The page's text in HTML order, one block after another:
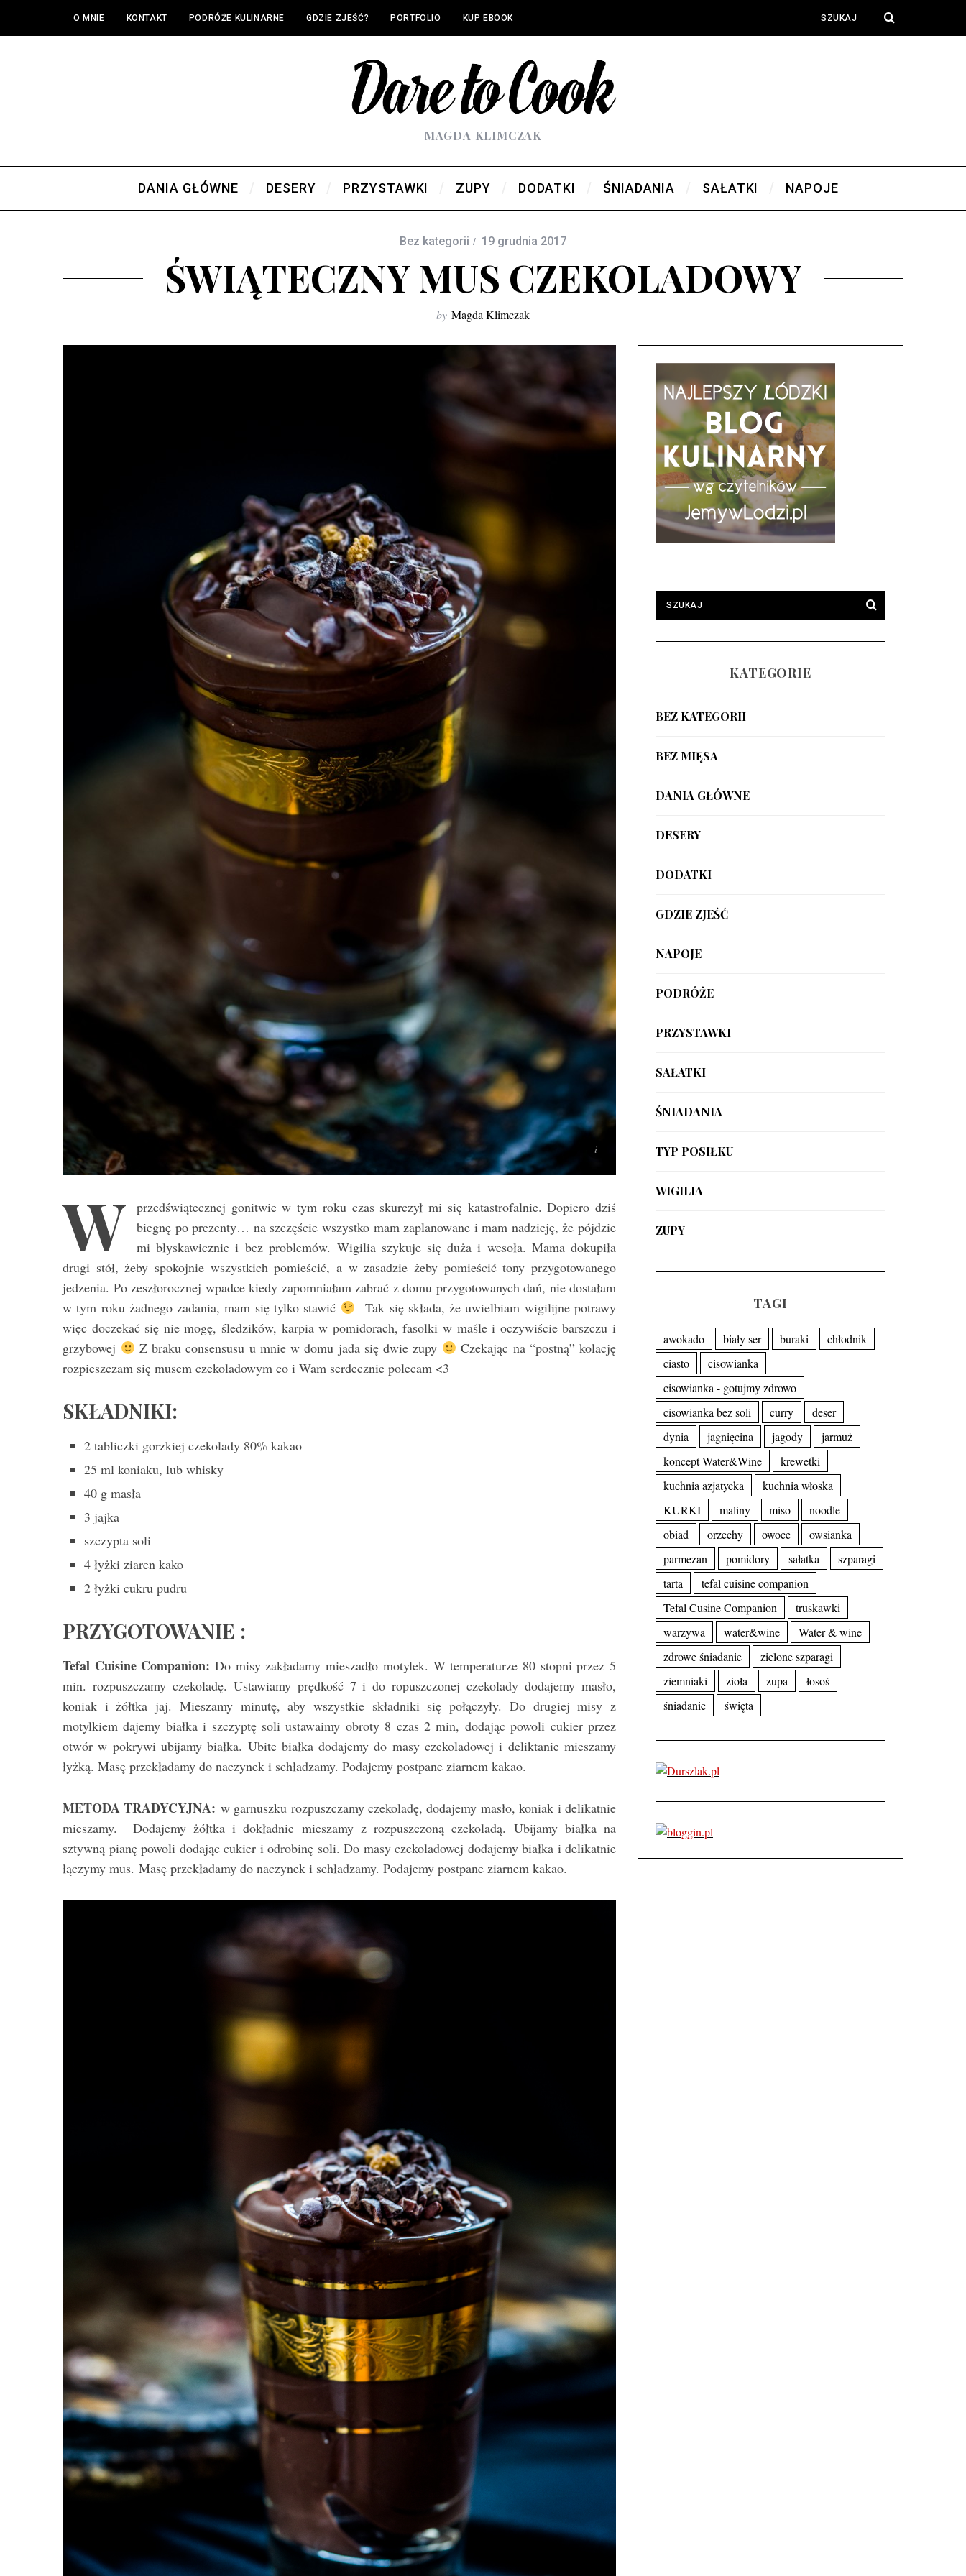
O MNIE KONTAKT PODRÓŻE KULINARNE GDZIE ZJEŚĆ? PORTFOLIO KUP EBOOK
MAGDA KLIMCZAK
DANIA GŁÓWNE DESERY PRZYSTAWKI ZUPY DODATKI ŚNIADANIA SAŁATKI NAPOJE
Bez kategorii 19 grudnia 2017
ŚWIĄTECZNY MUS CZEKOLADOWY
by Magda Klimczak
W
przedświątecznej gonitwie w tym roku czas skurczył mi się katastrofalnie. Dopiero dziś
biegnę po prezenty… na szczęście wszystko mam zaplanowane i mam nadzieję, że pójdzie
mi błyskawicznie i bez problemów. Wigilia szykuje się duża i wesoła. Mama dokupiła
drugi stół, żeby spokojnie wszystkich pomieścić, a w zasadzie żeby pomieścić tony przygotowanego
jedzenia. Po zeszłorocznej wpadce kiedy zapomniałam zabrać z domu przygotowanych dań, nie dostałam
w tym roku żadnego zadania, mam się tylko stawić
Tak się składa, że uwielbiam wigilijne potrawy
więc doczekać się nie mogę, śledzików, karpia w pomidorach, fasolki w maśle i oczywiście barszczu i
grzybowej
Z braku consensusu u mnie w domu jada się dwie zupy
Czekając na “postną” kolację
rozpieszczam się musem czekoladowym co i Wam serdecznie polecam <3
SKŁADNIKI:
2 tabliczki gorzkiej czekolady 80% kakao
25 ml koniaku, lub whisky
40 g masła
3 jajka
szczypta soli
4 łyżki ziaren kako
2 łyżki cukru pudru
PRZYGOTOWANIE :
Tefal Cuisine Companion:Do misy zakładamy mieszadło motylek. W temperaturze 80 stopni przez 5
min. rozpuszczamy czekoladę. Ustawiamy prędkość 7 i do ropuszczonej czekolady dodajemy masło,
koniak i żółtka jaj. Mieszamy minutę, aby wszystkie składniki się połączyły. Do drugiej misy z
motylkiem dajemy białka i szczyptę soli ustawaimy obroty 8 czas 2 min, dodając powoli cukier przez
otwór w pokrywi ubijamy białka. Ubite białka dodajemy do masy czekoladowej i deliktanie mieszamy
łyżką. Masę przekładamy do naczynek i schładzamy. Podajemy postpane ziarnem kakao.
METODA TRADYCYJNA: w garnuszku rozpuszczamy czekoladę, dodajemy masło, koniak i delikatnie
mieszamy. Dodajemy żółtka i dokładnie mieszamy z rozpuszczoną czekoladą. Ubijamy białka na
sztywną pianę powoli dodając cukier i odrobinę soli. Do masy czekoladowej dodajemy białka i delikatnie
łączymy mus. Masę przekładamy do naczynek i schładzamy. Podajemy postpane ziarnem kakao.
KATEGORIE
BEZ KATEGORII
BEZ MIĘSA
DANIA GŁÓWNE
DESERY
DODATKI
GDZIE ZJEŚĆ
NAPOJE
PODRÓŻE
PRZYSTAWKI
SAŁATKI
ŚNIADANIA
TYP POSIŁKU
WIGILIA
ZUPY
TAGI
awokado biały ser buraki
chłodnik
ciasto
cisowianka
cisowianka - gotujmy zdrowo
cisowianka bez soli
curry
deser
dynia
jagnięcina jagody
jarmuż
koncept Water&Wine
krewetki
kuchnia azjatycka
kuchnia włoska
KURKI
maliny miso
noodle
obiad
orzechy owoce
owsianka
parmezan
pomidory sałatka
szparagi
tarta
tefal cuisine companion
Tefal Cusine Companion
truskawki
warzywa
water&wine
Water & wine
zdrowe śniadanie
zielone szparagi
ziemniaki
zioła zupa
łosoś
śniadanie
święta